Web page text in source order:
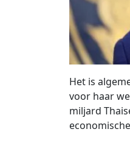
Het is
voor haar
miljard